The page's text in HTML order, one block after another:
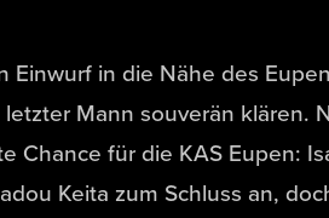
Einwurf in die Nähe des
Mann souverän klären.
Chance für die KAS Eupen:
Keita zum Schluss an,